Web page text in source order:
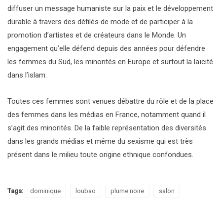
diffuser un message humaniste sur la paix et le développement
durable à travers des défilés de mode et de participer à la
promotion d’artistes et de créateurs dans le Monde. Un
engagement qu’elle défend depuis des années pour défendre
les femmes du Sud, les minorités en Europe et surtout la laïcité
dans l’islam.
Toutes ces femmes sont venues débattre du rôle et de la place
des femmes dans les médias en France, notamment quand il
s’agit des minorités. De la faible représentation des diversités
dans les grands médias et même du sexisme qui est très
présent dans le milieu toute origine ethnique confondues.
Tags: dominique loubao plume noire salon